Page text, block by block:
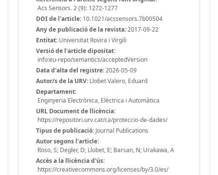
Acs Sensors. 2 (9): 1272-1277
DOI de l'article: 10.1021/acssensors.7b00504
Any de publicació de la revista:2017-09-22
Entitat: Universitat Rovira i Virgili
Versió de l'article dipositat:
info:eu-repo/semantics/acceptedVersion
Data d'alta del registre:2026-05-09
Autor/s de la URV: Llobet Valero, Eduard
Departament:
Enginyeria Electrònica, Elèctrica i Automàtica
URL Document de llicència:
https://repositori.urv.cat/ca/proteccio-de-dades/
Tipus de publicació: Journal Publications
Autor segons l'article:
Roso, S; Degler, D; Llobet, E; Barsan, N; Urakawa, A
Accès a la llicència d'ús:
https://creativecommons.org/licenses/by/3.0/es/